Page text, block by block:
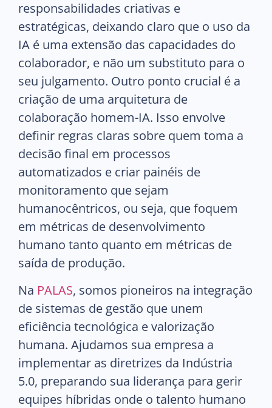
responsabilidades criativas e
estratégicas, deixando claro que o uso da
IA é uma extensão das capacidades do
colaborador, e não um substituto para o
seu julgamento. Outro ponto crucial é a
criação de uma arquitetura de
colaboração homem-IA. Isso envolve
definir regras claras sobre quem toma a
decisão final em processos
automatizados e criar painéis de
monitoramento que sejam
humanocêntricos, ou seja, que foquem
em métricas de desenvolvimento
humano tanto quanto em métricas de
saída de produção.
Na PALAS, somos pioneiros na integração
de sistemas de gestão que unem
eficiência tecnológica e valorização
humana. Ajudamos sua empresa a
implementar as diretrizes da Indústria
5.0, preparando sua liderança para gerir
equipes híbridas onde o talento humano